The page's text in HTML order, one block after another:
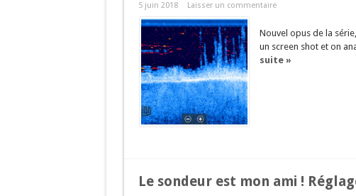
5 juin 2018 Laisser un commentaire
Nouvel opus de la
un screen shot et on
suite »
Le sondeur est mon ami !